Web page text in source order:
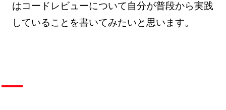
はコードレビューについて自分が普段から実践
していることを書いてみたいと思います。